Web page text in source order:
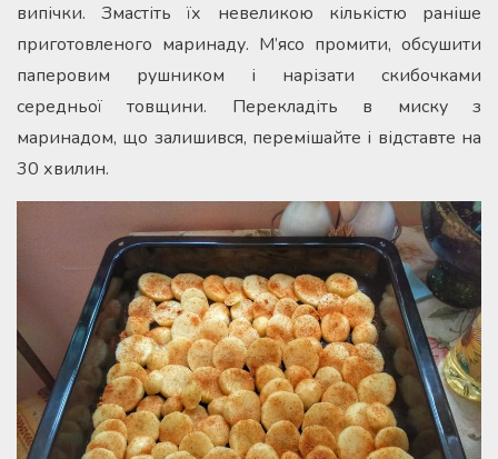
випічки. Змастіть їх невеликою кількістю раніше
приготовленого маринаду. М’ясо промити, обсушити
паперовим рушником і нарізати скибочками
середньої товщини. Перекладіть в миску з
маринадом, що залишився, перемішайте і відставте на
30 хвилин.